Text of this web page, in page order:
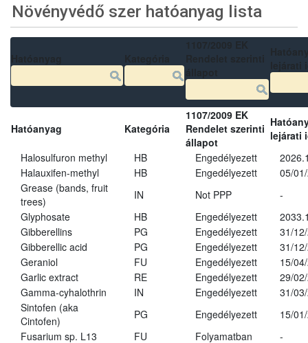
Növényvédő szer hatóanyag lista
Hatóanyag Kategória
1107/2009 EK
Rendelet szerinti
állapot
lejárati
Halosulfuron methyl
HB Engedélyezett
Halauxifen-methyl
HB Engedélyezett
05/
Grease (bands, fruit
trees)
IN Not PPP
-
Glyphosate
HB Engedélyezett
Gibberellins
PG Engedélyezett
31/
Gibberellic acid
PG Engedélyezett
31/
Geraniol
FU Engedélyezett
15/
Garlic extract
RE Engedélyezett
29/
Gamma-cyhalothrin
IN Engedélyezett
31/
Sintofen (aka
Cintofen)
PG Engedélyezett
15/
Fusarium sp. L13
FU Folyamatban
-